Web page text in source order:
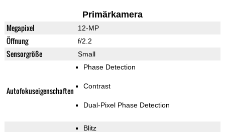
Primärkamera
Megapixel 12-MP
Öffnung f/2.2
Sensorgröße Small
Autofokuseigenschaften
Phase Detection
Contrast
Dual-Pixel Phase Detection
Blitz